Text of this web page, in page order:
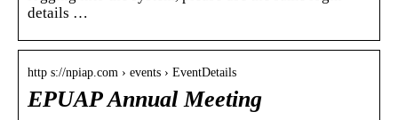
details …
http s://npiap.com › events › EventDetails
EPUAP Annual Meeting